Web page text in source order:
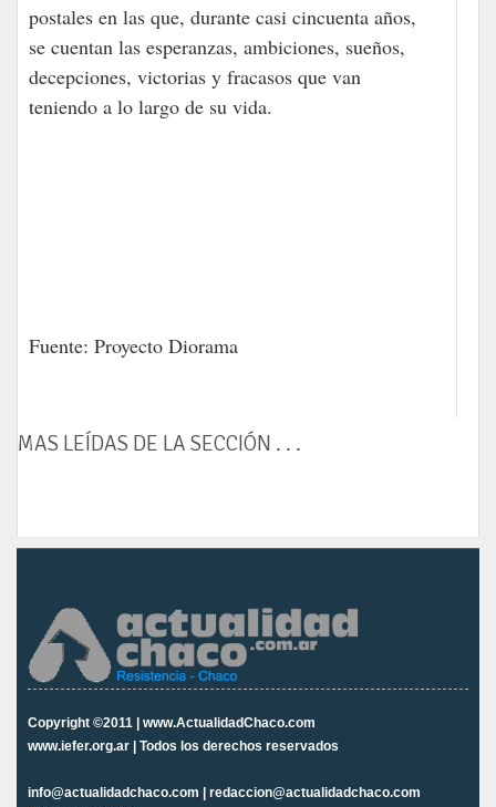
postales en las que, durante casi cincuenta años,
se cuentan las esperanzas, ambiciones, sueños,
decepciones, victorias y fracasos que van
teniendo a lo largo de su vida.
Fuente: Proyecto Diorama
MAS LEÍDAS DE LA SECCIÓN . . .
Copyright ©2011 | www.ActualidadChaco.com
www.iefer.org.ar | Todos los derechos reservados
info@actualidadchaco.com | redaccion@actualidadchaco.com